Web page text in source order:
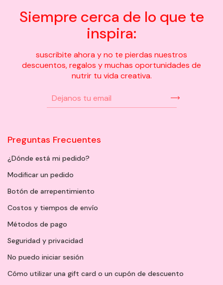
Siempre cerca de lo que te
inspira:
suscribite ahora y no te pierdas nuestros
descuentos, regalos y muchas oportunidades de
nutrir tu vida creativa.
Preguntas Frecuentes
¿Dónde está mi pedido?
Modificar un pedido
Botón de arrepentimiento
Costos y tiempos de envío
Métodos de pago
Seguridad y privacidad
No puedo iniciar sesión
Cómo utilizar una gift card o un cupón de descuento